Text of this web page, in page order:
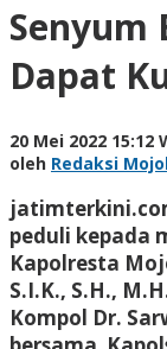
Senyum
Dapat
20 Mei 2022 15:12
oleh Redaksi
peduli kepada
Kapolresta
S.I.K., S.H.,
Kompol Dr.